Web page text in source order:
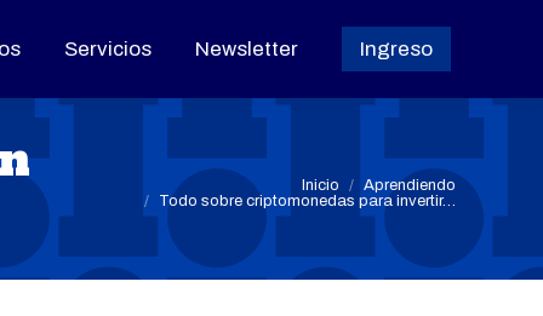
Servicios Newsletter Ingreso
Estás aquí: Inicio
Aprendiendo
Todo sobre criptomonedas para invertir…
Servicios Newsletter Ingreso